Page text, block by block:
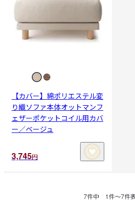
【カバー】綿ポリエステル変
り織ソファ本体オットマンフ
ェザーポケットコイル用カバ
ー／ベージュ
3,745円
7件中 1件〜7件